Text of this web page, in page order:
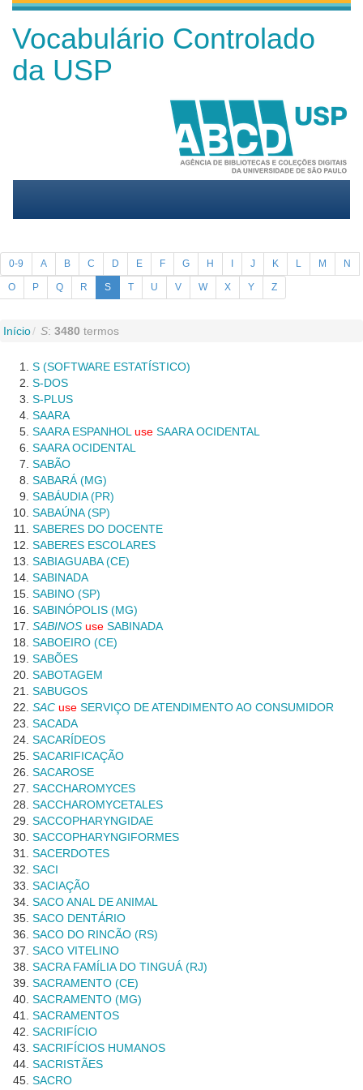
Vocabulário Controlado
da USP
0-9 A B C D E F G H I J K L M N
O P Q R S T U V W X Y Z
Início S: 3480 termos
S (SOFTWARE ESTATÍSTICO)
S-DOS
S-PLUS
SAARA
SAARA ESPANHOL use SAARA OCIDENTAL
SAARA OCIDENTAL
SABÃO
SABARÁ (MG)
SABÁUDIA (PR)
SABAÚNA (SP)
SABERES DO DOCENTE
SABERES ESCOLARES
SABIAGUABA (CE)
SABINADA
SABINO (SP)
SABINÓPOLIS (MG)
SABINOS use SABINADA
SABOEIRO (CE)
SABÕES
SABOTAGEM
SABUGOS
SAC use SERVIÇO DE ATENDIMENTO AO CONSUMIDOR
SACADA
SACARÍDEOS
SACARIFICAÇÃO
SACAROSE
SACCHAROMYCES
SACCHAROMYCETALES
SACCOPHARYNGIDAE
SACCOPHARYNGIFORMES
SACERDOTES
SACI
SACIAÇÃO
SACO ANAL DE ANIMAL
SACO DENTÁRIO
SACO DO RINCÃO (RS)
SACO VITELINO
SACRA FAMÍLIA DO TINGUÁ (RJ)
SACRAMENTO (CE)
SACRAMENTO (MG)
SACRAMENTOS
SACRIFÍCIO
SACRIFÍCIOS HUMANOS
SACRISTÃES
SACRO